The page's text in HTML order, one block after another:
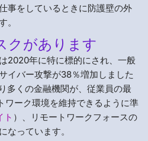
事をしているときに防護壁の外
。
クがあります
2020年に特に標的にされ、一般
イバー攻撃が38％増加しました
多くの金融機関が、従業員の最
ワーク環境を維持できるように準
ト ）、リモートワークフォースの
なっています。